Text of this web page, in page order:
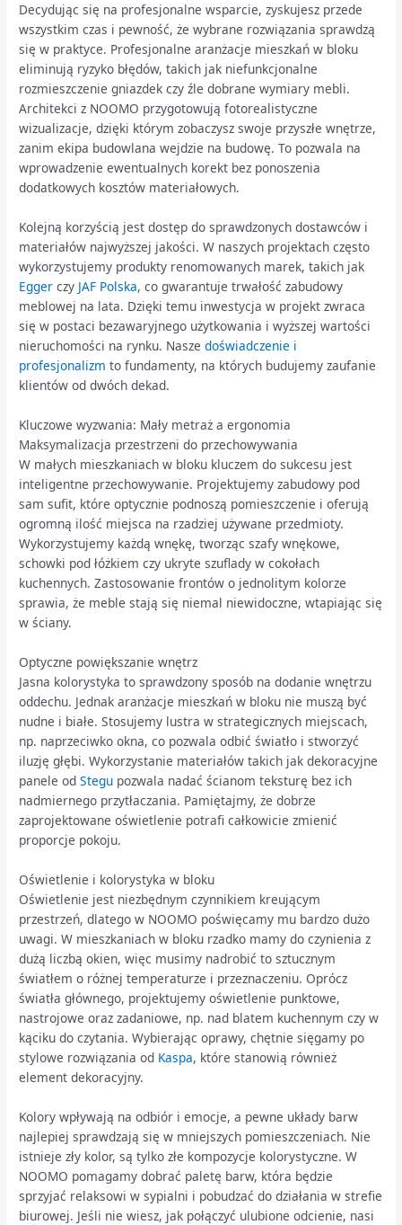
Decydując się na profesjonalne wsparcie, zyskujesz przede
wszystkim czas i pewność, że wybrane rozwiązania sprawdzą
się w praktyce. Profesjonalne aranżacje mieszkań w bloku
eliminują ryzyko błędów, takich jak niefunkcjonalne
rozmieszczenie gniazdek czy źle dobrane wymiary mebli.
Architekci z NOOMO przygotowują fotorealistyczne
wizualizacje, dzięki którym zobaczysz swoje przyszłe wnętrze,
zanim ekipa budowlana wejdzie na budowę. To pozwala na
wprowadzenie ewentualnych korekt bez ponoszenia
dodatkowych kosztów materiałowych.
Kolejną korzyścią jest dostęp do sprawdzonych dostawców i
materiałów najwyższej jakości. W naszych projektach często
wykorzystujemy produkty renomowanych marek, takich jak
Egger czy JAF Polska, co gwarantuje trwałość zabudowy
meblowej na lata. Dzięki temu inwestycja w projekt zwraca
się w postaci bezawaryjnego użytkowania i wyższej wartości
nieruchomości na rynku. Naszedoświadczenie i
profesjonalizm to fundamenty, na których budujemy zaufanie
klientów od dwóch dekad.
Kluczowe wyzwania: Mały metraż a ergonomia
Maksymalizacja przestrzeni do przechowywania
W małych mieszkaniach w bloku kluczem do sukcesu jest
inteligentne przechowywanie. Projektujemy zabudowy pod
sam sufit, które optycznie podnoszą pomieszczenie i oferują
ogromną ilość miejsca na rzadziej używane przedmioty.
Wykorzystujemy każdą wnękę, tworząc szafy wnękowe,
schowki pod łóżkiem czy ukryte szuflady w cokołach
kuchennych. Zastosowanie frontów o jednolitym kolorze
sprawia, że meble stają się niemal niewidoczne, wtapiając się
w ściany.
Optyczne powiększanie wnętrz
Jasna kolorystyka to sprawdzony sposób na dodanie wnętrzu
oddechu. Jednak aranżacje mieszkań w bloku nie muszą być
nudne i białe. Stosujemy lustra w strategicznych miejscach,
np. naprzeciwko okna, co pozwala odbić światło i stworzyć
iluzję głębi. Wykorzystanie materiałów takich jak dekoracyjne
panele odStegu pozwala nadać ścianom teksturę bez ich
nadmiernego przytłaczania. Pamiętajmy, że dobrze
zaprojektowane oświetlenie potrafi całkowicie zmienić
proporcje pokoju.
Oświetlenie i kolorystyka w bloku
Oświetlenie jest niezbędnym czynnikiem kreującym
przestrzeń, dlatego w NOOMO poświęcamy mu bardzo dużo
uwagi. W mieszkaniach w bloku rzadko mamy do czynienia z
dużą liczbą okien, więc musimy nadrobić to sztucznym
światłem o różnej temperaturze i przeznaczeniu. Oprócz
światła głównego, projektujemy oświetlenie punktowe,
nastrojowe oraz zadaniowe, np. nad blatem kuchennym czy w
kąciku do czytania. Wybierając oprawy, chętnie sięgamy po
stylowe rozwiązania od Kaspa, które stanowią również
element dekoracyjny.
Kolory wpływają na odbiór i emocje, a pewne układy barw
najlepiej sprawdzają się w mniejszych pomieszczeniach. Nie
istnieje zły kolor, są tylko złe kompozycje kolorystyczne. W
NOOMO pomagamy dobrać paletę barw, która będzie
sprzyjać relaksowi w sypialni i pobudzać do działania w strefie
biurowej. Jeśli nie wiesz, jak połączyć ulubione odcienie, nasi